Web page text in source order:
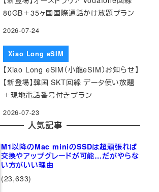
80GB＋35ヶ国国際通話かけ放題プラン
2026-07-24
Xiao Long eSIM
【Xiao Long eSIM（小龍eSIM）お知らせ】
【新登場】韓国 SKT回線 データ使い放題
＋現地電話番号付きプラン
2026-07-23
人気記事
M1以降のMac miniのSSDは超頑張れば
交換やアップグレードが可能…だがやらな
い方がいい理由
(23,633)